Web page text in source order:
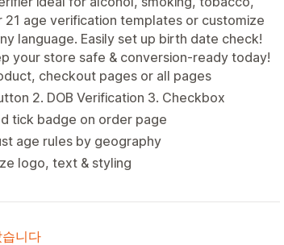
age verification templates or customize
language. Easily set up birth date check!
your store safe & conversion-ready today!
checkout pages or all pages
2. DOB Verification 3. Checkbox
tick badge on order page
age rules by geography
logo, text & styling
니다